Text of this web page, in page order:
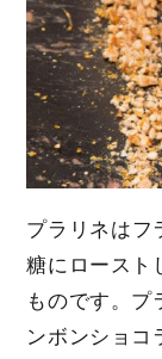
プラリネはフ
糖にロースト
ものです。プ
ンボンショコ